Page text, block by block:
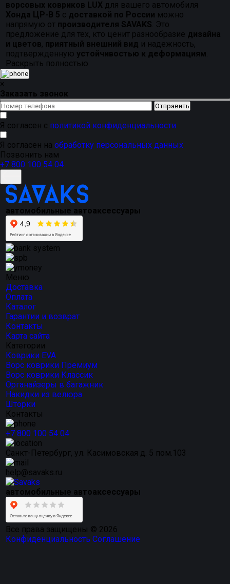
ворсовых ковриков LUX для вашего автомобиля
Хонда ЦР-В 5 с доставкой по России можно
напрямую от производителя SAVAKS. Это
предложение для тех, кто ценит разнообразие дизайна
и цветов, приятный внешний вид и надежность,
подтвержденную устойчивостью к деформациям.
Раскрыть полностью
×
Заказать звонок
Я согласен с политикой конфиденциальности
Я согласен на обработку персональных данных
Позвонить нам
+7 800 100 54 04
автомобильные автоаксессуары
Меню
Доставка
Оплата
Каталог
Гарантии и возврат
Контакты
Карта сайта
Категории
Коврики EVA
Ворс коврики Премиум
Ворс коврики Классик
Органайзеры в багажник
Накидки из велюра
Шторки
Контакты
+7 800 100 54 04
Санкт-Петербург, ул. Касимовская д. 5 пом.103
help@savaks.ru
автомобильные автоаксессуары
Все права защищены © 2026
Конфиденциальность Соглашение